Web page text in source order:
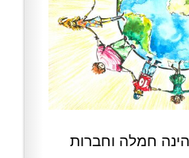
חמלה וחברות